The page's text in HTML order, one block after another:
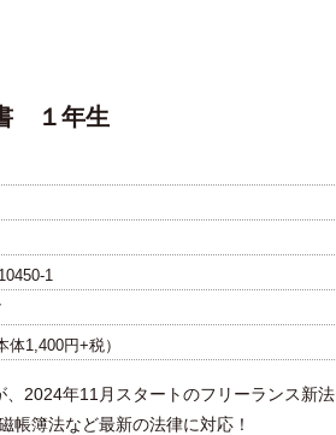
１年生
1
体1,400円+税）
2024年11月スタートのフリーランス新法
帳簿法など最新の法律に対応！